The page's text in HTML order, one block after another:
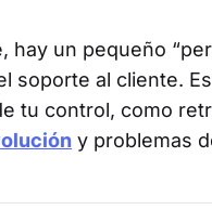
un pequeño
soporte al cliente.
tu control, como
y problemas